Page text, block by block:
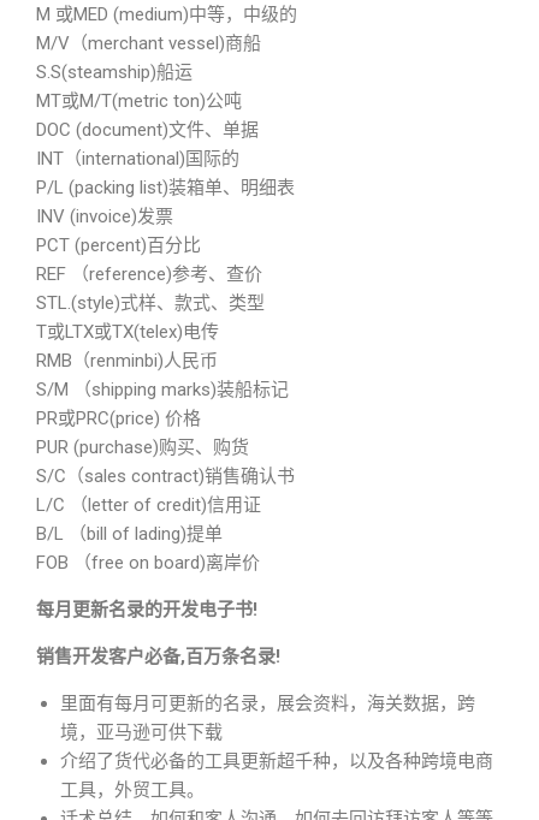
M 或MED (medium)中等，中级的
M/V（merchant vessel)商船
S.S(steamship)船运
MT或M/T(metric ton)公吨
DOC (document)文件、单据
INT（international)国际的
P/L (packing list)装箱单、明细表
INV (invoice)发票
PCT (percent)百分比
REF （reference)参考、查价
STL.(style)式样、款式、类型
T或LTX或TX(telex)电传
RMB（renminbi)人民币
S/M （shipping marks)装船标记
PR或PRC(price) 价格
PUR (purchase)购买、购货
S/C（sales contract)销售确认书
L/C （letter of credit)信用证
B/L （bill of lading)提单
FOB （free on board)离岸价
每月更新名录的开发电子书!
销售开发客户必备,百万条名录!
里面有每月可更新的名录，展会资料，海关数据，跨
境，亚马逊可供下载
介绍了货代必备的工具更新超千种，以及各种跨境电商
工具，外贸工具。